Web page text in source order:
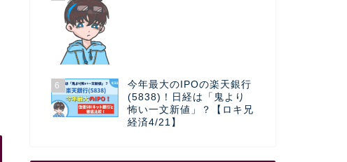
6
今年最大のIPOの楽天銀行
(5838)！日経は「鬼より
怖い一文新値」？【ロキ兄
経済4/21】